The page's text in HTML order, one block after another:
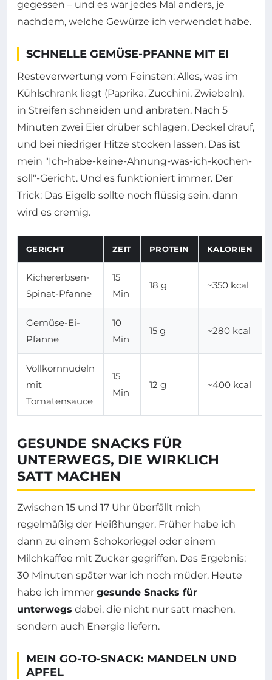
gegessen – und es war jedes Mal anders, je
nachdem, welche Gewürze ich verwendet habe.
SCHNELLE GEMÜSE-PFANNE MIT EI
Resteverwertung vom Feinsten: Alles, was im
Kühlschrank liegt (Paprika, Zucchini, Zwiebeln),
in Streifen schneiden und anbraten. Nach 5
Minuten zwei Eier drüber schlagen, Deckel drauf,
und bei niedriger Hitze stocken lassen. Das ist
mein "Ich-habe-keine-Ahnung-was-ich-kochen-
soll"-Gericht. Und es funktioniert immer. Der
Trick: Das Eigelb sollte noch flüssig sein, dann
wird es cremig.
GERICHT ZEIT PROTEIN KALORIEN
Kichererbsen-
Spinat-Pfanne
15
Min
18 g ~350 kcal
Gemüse-Ei-
Pfanne
10
Min
15 g ~280 kcal
Vollkornnudeln
mit
Tomatensauce
15
Min
12 g ~400 kcal
GESUNDE SNACKS FÜR
UNTERWEGS, DIE WIRKLICH
SATT MACHEN
Zwischen 15 und 17 Uhr überfällt mich
regelmäßig der Heißhunger. Früher habe ich
dann zu einem Schokoriegel oder einem
Milchkaffee mit Zucker gegriffen. Das Ergebnis:
30 Minuten später war ich noch müder. Heute
habe ich immer gesunde Snacks für
unterwegs dabei, die nicht nur satt machen,
sondern auch Energie liefern.
MEIN GO-TO-SNACK: MANDELN UND
APFEL